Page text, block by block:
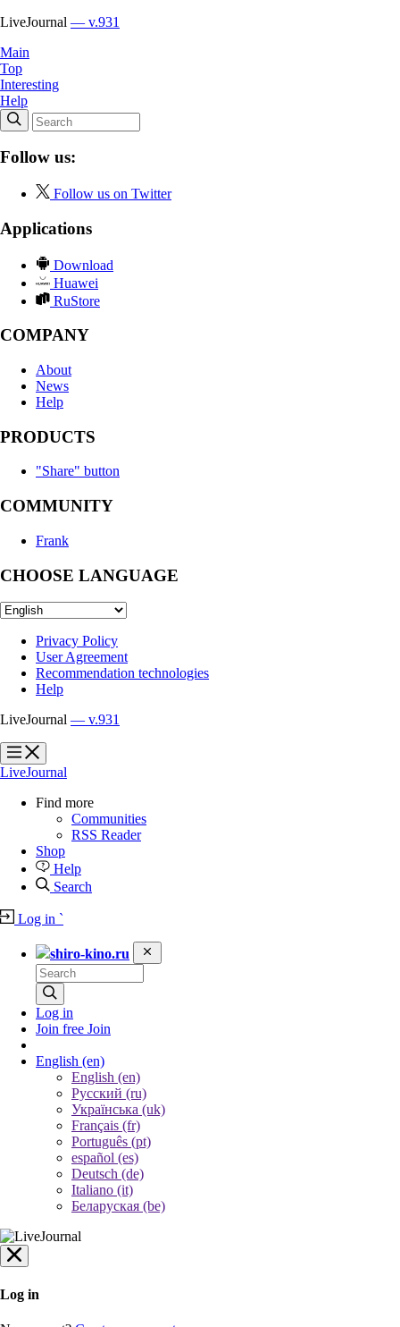
LiveJournal — v.931
Main
Top
Interesting
Help
Follow us:
Follow us on Twitter
Applications
Download
Huawei
RuStore
COMPANY
About
News
Help
PRODUCTS
"Share" button
COMMUNITY
Frank
CHOOSE LANGUAGE
Privacy Policy
User Agreement
Recommendation technologies
Help
LiveJournal — v.931
?
?
LiveJournal
Find more
Communities
RSS Reader
Shop
Help
Search
Log in `
shiro-kino.ru
Log in
Join free Join
English (en)
English (en)
Русский (ru)
Українська (uk)
Français (fr)
Português (pt)
español (es)
Deutsch (de)
Italiano (it)
Беларуская (be)
Log in